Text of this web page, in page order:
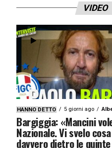
VIDEO
HANNO DETTO 5 giorni ago
Bargiggia: «Mancini
Nazionale. Vi svelo
davvero dietro le quinte